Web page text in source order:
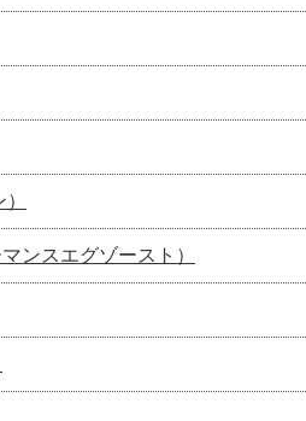
ンスエグゾースト）